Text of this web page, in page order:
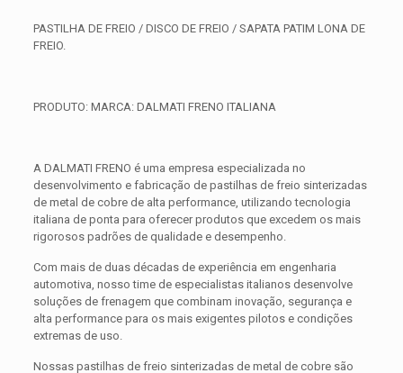
PASTILHA DE FREIO / DISCO DE FREIO / SAPATA PATIM LONA DE
FREIO.
PRODUTO: MARCA: DALMATI FRENO ITALIANA
A DALMATI FRENO é uma empresa especializada no
desenvolvimento e fabricação de pastilhas de freio sinterizadas
de metal de cobre de alta performance, utilizando tecnologia
italiana de ponta para oferecer produtos que excedem os mais
rigorosos padrões de qualidade e desempenho.
Com mais de duas décadas de experiência em engenharia
automotiva, nosso time de especialistas italianos desenvolve
soluções de frenagem que combinam inovação, segurança e
alta performance para os mais exigentes pilotos e condições
extremas de uso.
Nossas pastilhas de freio sinterizadas de metal de cobre são